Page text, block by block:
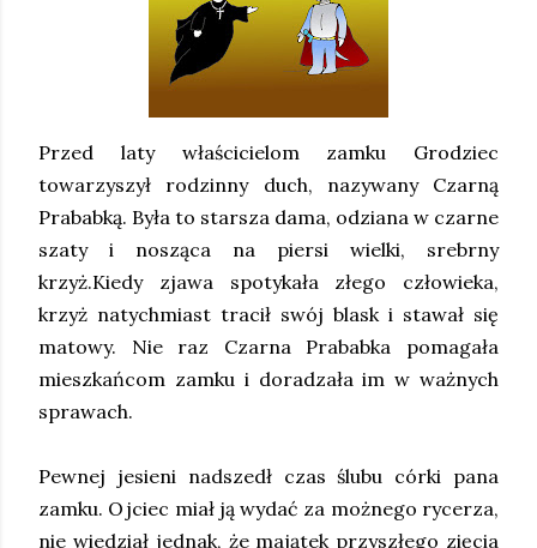
Przed laty właścicielom zamku Grodziec
towarzyszył rodzinny duch, nazywany Czarną
Prababką. Była to starsza dama, odziana w czarne
szaty i nosząca na piersi wielki, srebrny
krzyż.Kiedy zjawa spotykała złego człowieka,
krzyż natychmiast tracił swój blask i stawał się
matowy. Nie raz Czarna Prababka pomagała
mieszkańcom zamku i doradzała im w ważnych
sprawach.
Pewnej jesieni nadszedł czas ślubu córki pana
zamku. Ojciec miał ją wydać za możnego rycerza,
nie wiedział jednak, że majątek przyszłego zięcia